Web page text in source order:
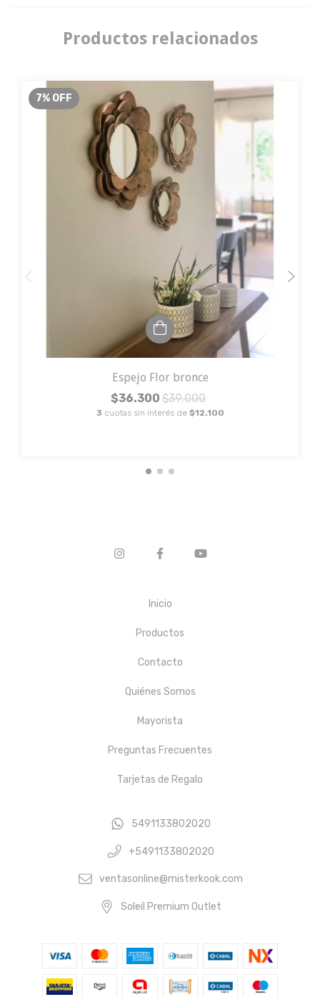
Productos relacionados
7% OFF
Espejo Flor bronce
$36.300 $39.000
3 cuotas sin interés de $12.100
Inicio
Productos
Contacto
Quiénes Somos
Mayorista
Preguntas Frecuentes
Tarjetas de Regalo
5491133802020
+5491133802020
ventasonline@misterkook.com
Soleil Premium Outlet